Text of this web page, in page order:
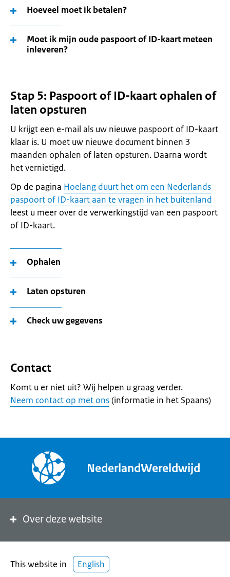
Hoeveel moet ik betalen?
Moet ik mijn oude paspoort of ID-kaart meteen
inleveren?
Stap 5: Paspoort of ID-kaart ophalen of
laten opsturen
U krijgt een e-mail als uw nieuwe paspoort of ID-kaart
klaar is. U moet uw nieuwe document binnen 3
maanden ophalen of laten opsturen. Daarna wordt
het vernietigd.
Op de pagina Hoelang duurt het om een Nederlands
paspoort of ID-kaart aan te vragen in het buitenland
leest u meer over de verwerkingstijd van een paspoort
of ID-kaart.
Ophalen
Laten opsturen
Check uw gegevens
Contact
Komt u er niet uit? Wij helpen u graag verder.
Neem contact op met ons(informatie in het Spaans)
NederlandWereldwijd
Over deze website
This website in English